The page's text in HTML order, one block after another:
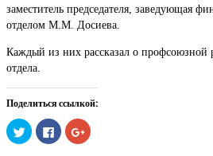
заместитель председателя, заведующая
отделом М.М. Досиева.
Каждый из них рассказал о профсоюзной
отдела.
Поделиться ссылкой:
Нажмите,
чтобы
поделиться
Нажмите
здесь,
чтобы
Нажмите,
чтобы